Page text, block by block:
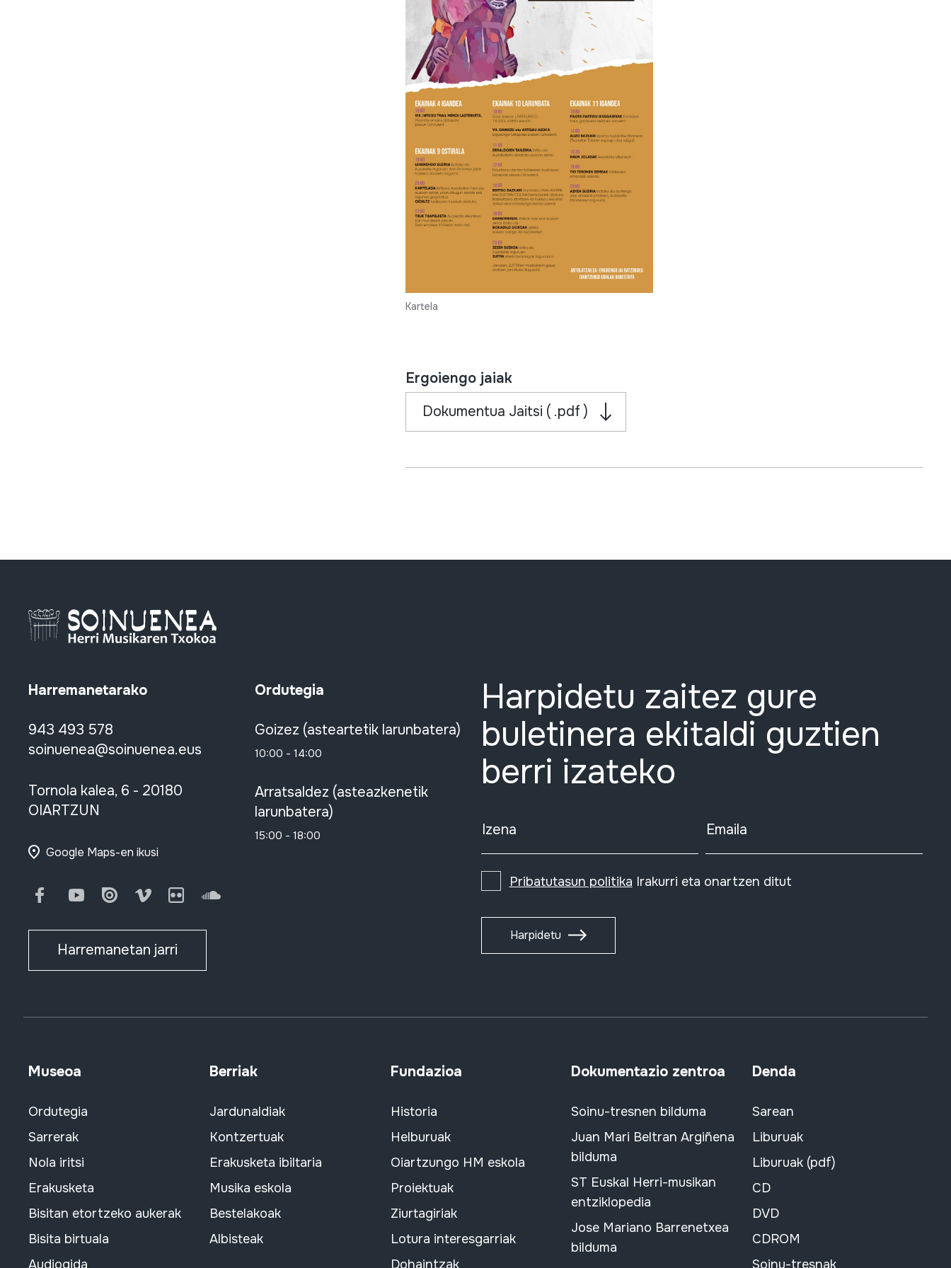
Kartela
Ergoiengo jaiak
Dokumentua Jaitsi ( .pdf )
Harremanetarako
943 493 578
soinuenea@soinuenea.eus
Tornola kalea, 6 - 20180
OIARTZUN
Google Maps-en ikusi
FacebookYoutubeIssuu Vimeo FlickrSoundCloud
Harremanetan jarri
Ordutegia
Goizez (asteartetik larunbatera)
10:00 - 14:00
Arratsaldez (asteazkenetik
larunbatera)
15:00 - 18:00
Harpidetu zaitez gure
buletinera ekitaldi guztien
berri izateko
Izena Emaila
Pribatutasun politika Irakurri eta onartzen ditut
Harpidetu
Museoa
Ordutegia
Sarrerak
Nola iritsi
Erakusketa
Bisitan etortzeko aukerak
Bisita birtuala
Audiogida
Berriak
Jardunaldiak
Kontzertuak
Erakusketa ibiltaria
Musika eskola
Bestelakoak
Albisteak
Fundazioa
Historia
Helburuak
Oiartzungo HM eskola
Proiektuak
Ziurtagiriak
Lotura interesgarriak
Dohaintzak
Dokumentazio zentroa
Soinu-tresnen bilduma
Juan Mari Beltran Argiñena
bilduma
ST Euskal Herri-musikan
entziklopedia
Jose Mariano Barrenetxea
bilduma
Denda
Sarean
Liburuak
Liburuak (pdf)
CD
DVD
CDROM
Soinu-tresnak